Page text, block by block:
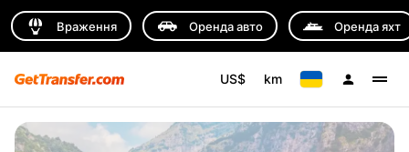
Враження Оренда авто Оренда яхт
US$ km